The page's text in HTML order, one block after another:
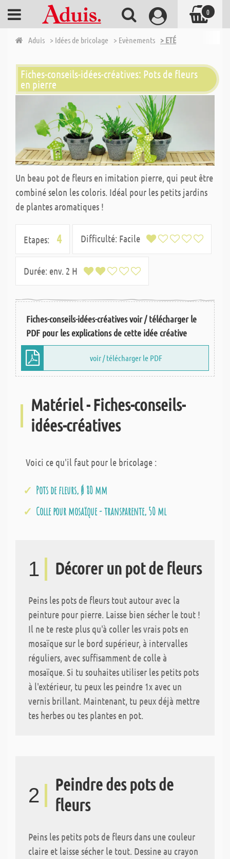
Aduis > Idées de bricolage > Evènements > ETÉ
Fiches-conseils-idées-créatives: Pots de fleurs
en pierre
Un beau pot de fleurs en imitation pierre, qui peut être
combiné selon les coloris. Idéal pour les petits jardins
de plantes aromatiques !
Etapes: 4 Difficulté: Facile
Durée: env. 2 H
Fiches-conseils-idées-créatives voir / télécharger le
PDF pour les explications de cette idée créative
voir / télécharger le PDF
Matériel - Fiches-conseils-
idées-créatives
Voici ce qu'il faut pour le bricolage :
Pots de fleurs, Ø 80 mm
Colle pour mosaïque - transparente, 50 ml
1 Décorer un pot de fleurs
Peins les pots de fleurs tout autour avec la
peinture pour pierre. Laisse bien sécher le tout !
Il ne te reste plus qu'à coller les vrais pots en
mosaïque sur le bord supérieur, à intervalles
réguliers, avec suffisamment de colle à
mosaïque. Si tu souhaites utiliser les petits pots
à l'extérieur, tu peux les peindre 1x avec un
vernis brillant. Maintenant, tu peux déjà mettre
tes herbes ou tes plantes en pot.
2
Peindre des pots de
fleurs
Peins les petits pots de fleurs dans une couleur
claire et laisse sécher le tout. Dessine au crayon
0